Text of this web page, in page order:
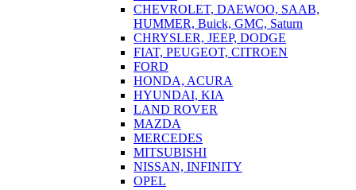
CHEVROLET, DAEWOO, SAAB,
HUMMER, Buick, GMC, Saturn
CHRYSLER, JEEP, DODGE
FIAT, PEUGEOT, CITROEN
FORD
HONDA, ACURA
HYUNDAI, KIA
LAND ROVER
MAZDA
MERCEDES
MITSUBISHI
NISSAN, INFINITY
OPEL